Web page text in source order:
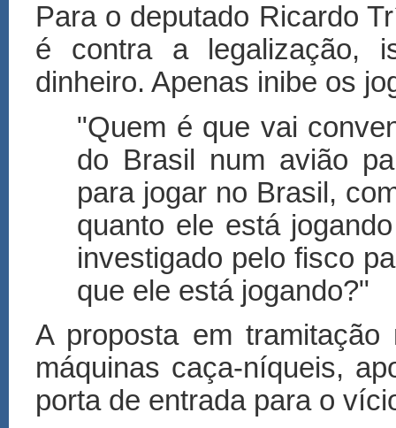
Para o deputado Ricardo
é contra a legalização,
dinheiro. Apenas inibe os
"Quem é que vai
do Brasil num avião
para jogar no Brasil,
quanto ele está
investigado pelo fisco
que ele está jogando?"
A proposta em
máquinas caça-níqueis,
porta de entrada para o